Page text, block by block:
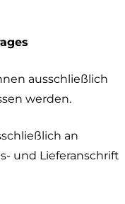
ausschließlich
werden.
an
und Lieferanschrift